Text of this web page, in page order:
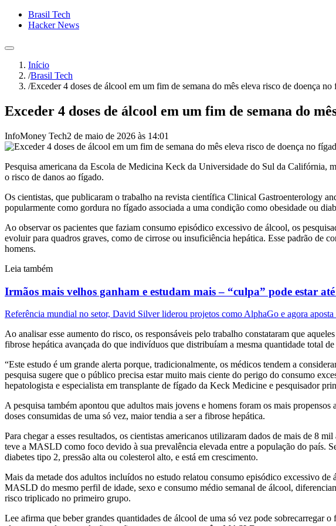
Brasil Tech
Hacker News
Início
/Brasil Tech
/Exceder 4 doses de álcool em um fim de semana do mês eleva risco de doença no
Exceder 4 doses de álcool em um fim de semana do
InfoMoney Tech2 de maio de 2026 às 14:01
Pesquisa americana da Escola de Medicina Keck da Universidade do Sul da Califórnia,
o risco de danos ao fígado.
Os cientistas, que publicaram o trabalho na revista científica Clinical Gastroenterology
popularmente como gordura no fígado associada a uma condição como obesidade ou
Ao observar os pacientes que faziam consumo episódico excessivo de álcool, os
evoluir para quadros graves, como de cirrose ou insuficiência hepática. Esse padrão de
homens.
Leia também
Irmãos mais velhos ganham e estudam mais – “culpa” pode estar até
Referência mundial no setor, David Silver liderou projetos como AlphaGo e agora
Ao analisar esse aumento do risco, os responsáveis pelo trabalho constataram que
fibrose hepática avançada do que indivíduos que distribuíam a mesma quantidade total
“Este estudo é um grande alerta porque, tradicionalmente, os médicos tendem a
pesquisa sugere que o público precisa estar muito mais ciente do perigo do consumo
hepatologista e especialista em transplante de fígado da Keck Medicine e pesquisador
A pesquisa também apontou que adultos mais jovens e homens foram os mais
doses consumidas de uma só vez, maior tendia a ser a fibrose hepática.
Para chegar a esses resultados, os cientistas americanos utilizaram dados de mais de 8
teve a MASLD como foco devido à sua prevalência elevada entre a população do país.
diabetes tipo 2, pressão alta ou colesterol alto, e está em crescimento.
Mais da metade dos adultos incluídos no estudo relatou consumo episódico excessivo
MASLD do mesmo perfil de idade, sexo e consumo médio semanal de álcool,
risco triplicado no primeiro grupo.
Lee afirma que beber grandes quantidades de álcool de uma só vez pode sobrecarregar